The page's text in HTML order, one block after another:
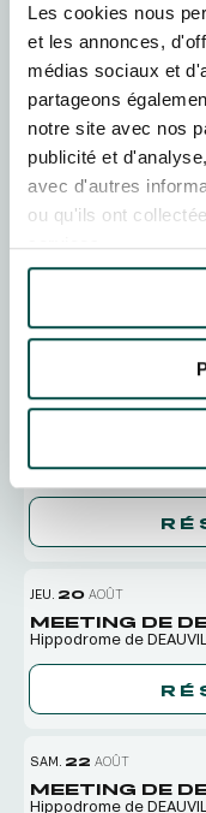
Les cookies nous
et les annonces,
médias sociaux et
partageons
notre site avec nos
publicité et
avec d'autres
ou qu'ils ont
services.
SAM.15 AOÛT
MEETING DE
Hippodrome de
5 courses
DIM.16AOÛT
MEETING DE
Hippodrome de
Hippodrome de
JEU. 20 AOÛT
MEETING DE
Hippodrome de
SAM. 22 AOÛT
MEETING DE
Hippodrome de